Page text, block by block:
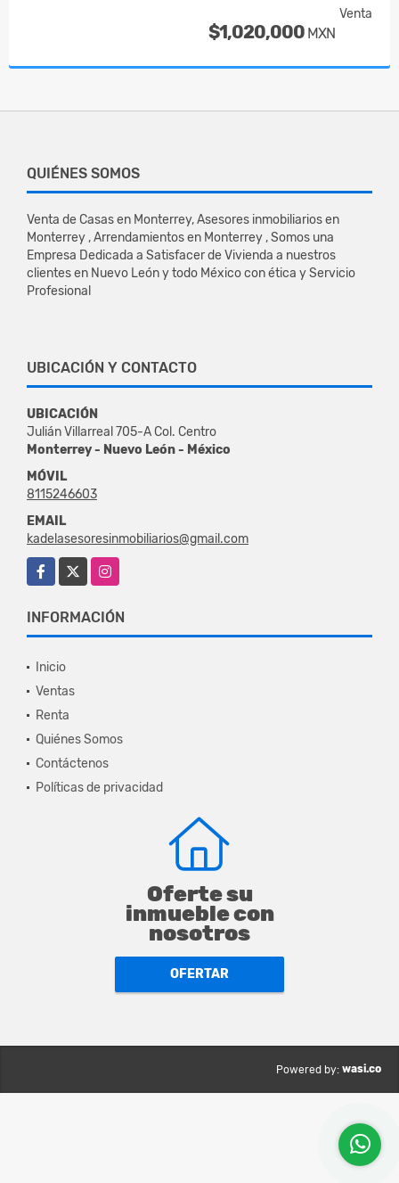
Venta
$1,020,000 MXN
QUIÉNES SOMOS
Venta de Casas en Monterrey, Asesores inmobiliarios en
Monterrey , Arrendamientos en Monterrey , Somos una
Empresa Dedicada a Satisfacer de Vivienda a nuestros
clientes en Nuevo León y todo México con ética y Servicio
Profesional
UBICACIÓN Y CONTACTO
UBICACIÓN
Julián Villarreal 705-A Col. Centro
Monterrey - Nuevo León - México
MÓVIL
8115246603
EMAIL
kadelasesoresinmobiliarios@gmail.com
Facebook
Instagram
INFORMACIÓN
Inicio
Ventas
Renta
Quiénes Somos
Contáctenos
Políticas de privacidad
Oferte su
inmueble con
nosotros
OFERTAR
Powered by: wasi.co